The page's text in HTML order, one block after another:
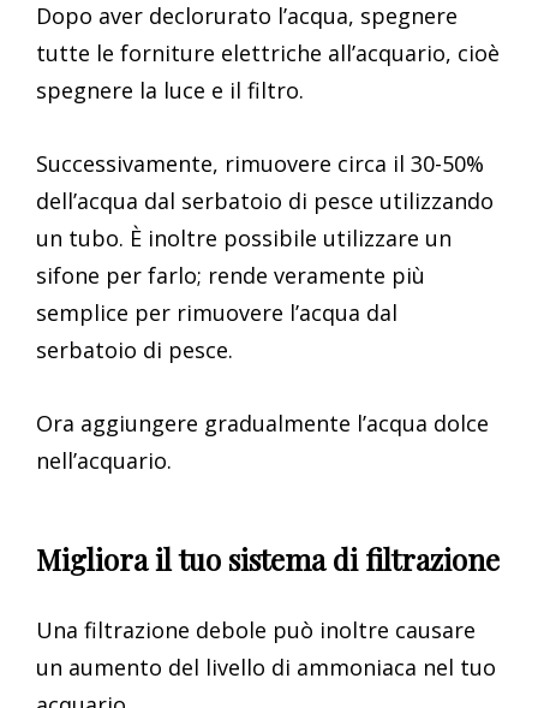
Dopo aver declorurato l’acqua, spegnere
tutte le forniture elettriche all’acquario, cioè
spegnere la luce e il filtro.
Successivamente, rimuovere circa il 30-50%
dell’acqua dal serbatoio di pesce utilizzando
un tubo. È inoltre possibile utilizzare un
sifone per farlo; rende veramente più
semplice per rimuovere l’acqua dal
serbatoio di pesce.
Ora aggiungere gradualmente l’acqua dolce
nell’acquario.
Migliora il tuo sistema di filtrazione
Una filtrazione debole può inoltre causare
un aumento del livello di ammoniaca nel tuo